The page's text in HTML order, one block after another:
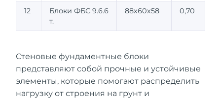
12
Блоки ФБС 9.6.6
т.
88х60х58 0,70
Стеновые фундаментные блоки
представляют собой прочные и устойчивые
элементы, которые помогают распределить
нагрузку от строения на грунт и